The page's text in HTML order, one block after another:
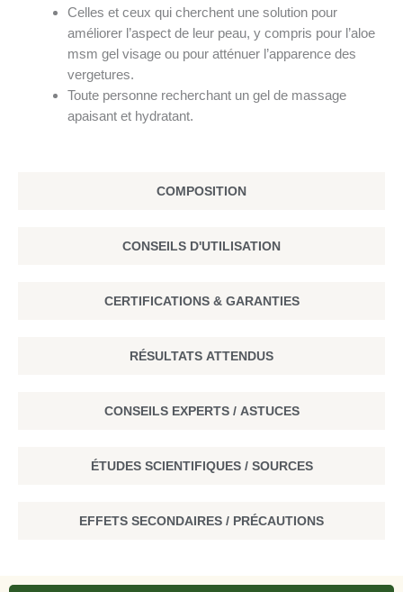
COMPOSITION
CONSEILS D'UTILISATION
CERTIFICATIONS & GARANTIES
RÉSULTATS ATTENDUS
CONSEILS EXPERTS / ASTUCES
ÉTUDES SCIENTIFIQUES / SOURCES
EFFETS SECONDAIRES / PRÉCAUTIONS
Celles et ceux qui cherchent une solution pour
améliorer l’aspect de leur peau, y compris pour l’aloe
msm gel visage ou pour atténuer l’apparence des
vergetures.
Toute personne recherchant un gel de massage
apaisant et hydratant.